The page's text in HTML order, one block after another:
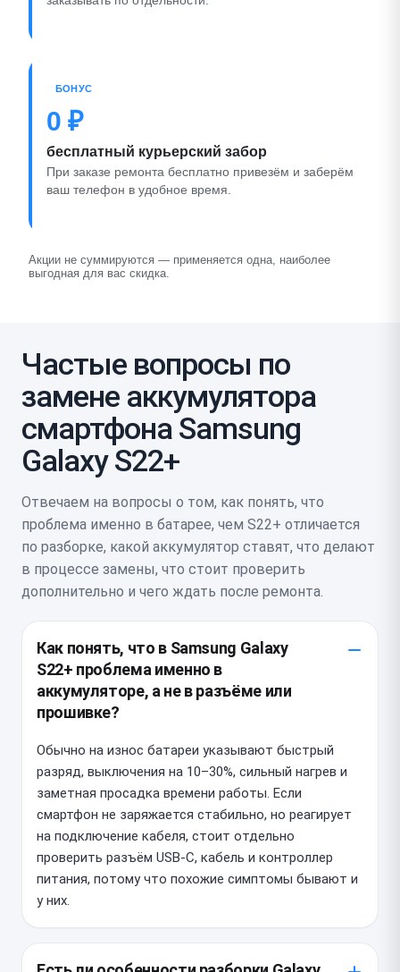
БОНУС
0 ₽
бесплатный курьерский забор
При заказе ремонта бесплатно привезём и заберём
ваш телефон в удобное время.
Акции не суммируются — применяется одна, наиболее
выгодная для вас скидка.
Частые вопросы по
замене аккумулятора
смартфона Samsung
Galaxy S22+
Отвечаем на вопросы о том, как понять, что
проблема именно в батарее, чем S22+ отличается
по разборке, какой аккумулятор ставят, что делают
в процессе замены, что стоит проверить
дополнительно и чего ждать после ремонта.
Как понять, что в Samsung Galaxy
S22+ проблема именно в
аккумуляторе, а не в разъёме или
прошивке?
Обычно на износ батареи указывают быстрый
разряд, выключения на 10–30%, сильный нагрев и
заметная просадка времени работы. Если
смартфон не заряжается стабильно, но реагирует
на подключение кабеля, стоит отдельно
проверить разъём USB-C, кабель и контроллер
питания, потому что похожие симптомы бывают и
у них.